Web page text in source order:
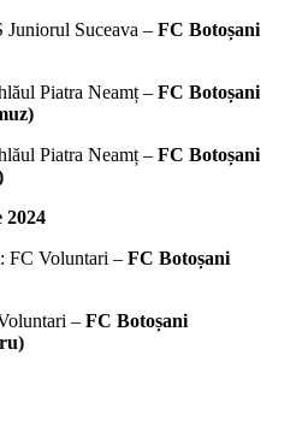
Suceava – FC Botoșani
Piatra Neamț – FC Botoșani
Piatra Neamț – FC Botoșani
2024
FC Voluntari – FC Botoșani
– FC Botoșani